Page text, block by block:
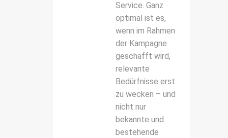
Service. Ganz
optimal ist es,
wenn im Rahmen
der Kampagne
geschafft wird,
relevante
Bedürfnisse erst
zu wecken – und
nicht nur
bekannte und
bestehende